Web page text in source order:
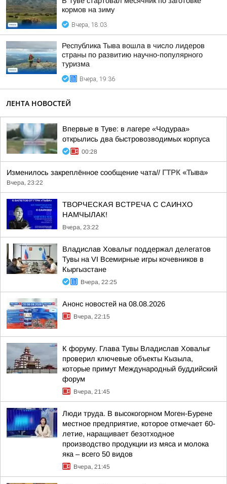
кормов на зиму
Вчера, 18:03
Республика Тыва вошла в число лидеров
страны по развитию научно-популярного
туризма
Вчера, 19:36
ЛЕНТА НОВОСТЕЙ
Впервые в Туве: в лагере «Чодураа»
открылись два быстровозводимых корпуса
00:28
Изменилось закреплённое сообщение чата// ГТРК «Тыва»
Вчера, 23:22
ТВОРЧЕСКАЯ ВСТРЕЧА С САИНХО
НАМЧЫЛАК!
Вчера, 23:22
Владислав Ховалыг поддержал делегатов
Тувы на VI Всемирные игры кочевников в
Кыргызстане
Вчера, 22:25
Анонс новостей на 08.08.2026
Вчера, 22:15
К форуму. Глава Тувы Владислав Ховалыг
проверил ключевые объекты Кызыла,
которые примут Международный буддийский
форум
Вчера, 21:45
Люди труда. В высокогорном Моген-Бурене
местное предприятие, которое отмечает 60-
летие, наращивает безотходное
производство продукции из мяса и молока
яка – всего 50 видов
Вчера, 21:45